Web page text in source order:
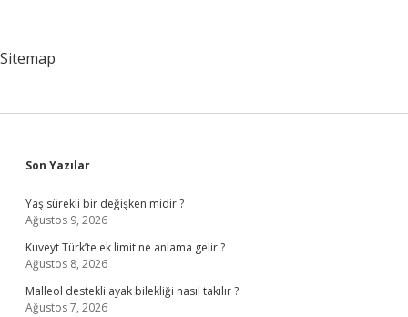
Sitemap
Sidebar
Son Yazılar
Yaş sürekli bir değişken midir ?
Ağustos 9, 2026
Kuveyt Türk’te ek limit ne anlama gelir ?
Ağustos 8, 2026
Malleol destekli ayak bilekliği nasıl takılır ?
Ağustos 7, 2026